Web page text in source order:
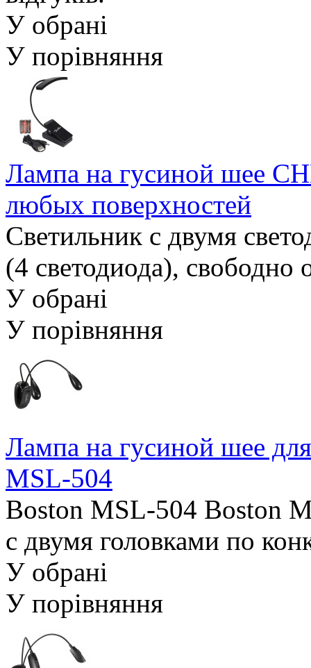
У обрані
У порівняння
Лампа на гусиной шее
любых поверхностей
Светильник с двумя
(4 светодиода),
У обрані
У порівняння
Лампа на гусиной шее
MSL-504
Boston MSL-504 Boston
с двумя головками по
У обрані
У порівняння